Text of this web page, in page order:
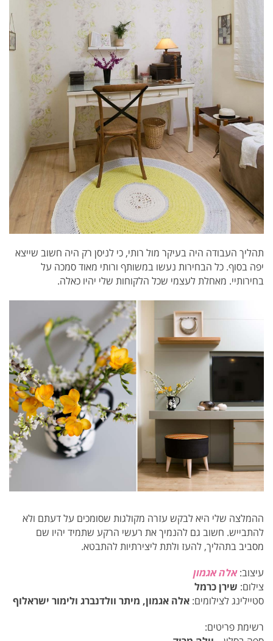
תהליך העבודה היה בעיקר מול רותי, כי לניסן רק היה חשוב שייצא
יפה בסוף. כל הבחירות נעשו במשותף ורותי מאוד סמכה על
בחירותיי. מאחלת לעצמי שכל הלקוחות שלי יהיו כאלה.
ההמלצה שלי היא לבקש עזרה מקולגות שסומכים על דעתם ולא
להתבייש. חשוב גם להנמיך את רעשי הרקע שתמיד יהיו שם
מסביב בתהליך, להעז ולתת ליצירתיות להתבטא.
עיצוב:אלה אגמון
צילום: שירן כרמל
סטיילינג לצילומים: אלה אגמון, מיתר וולדנברג ולימור ישראלוף
רשימת פריטים: